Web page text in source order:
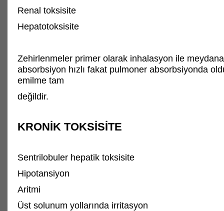
Renal toksisite
Hepatotoksisite
Zehirlenmeler primer olarak inhalasyon ile
absorbsiyon hızlı fakat pulmoner absorbsiyonda
emilme tam
değildir.
KRONİK TOKSİSİTE
Sentrilobuler hepatik toksisite
Hipotansiyon
Aritmi
Üst solunum yollarında irritasyon